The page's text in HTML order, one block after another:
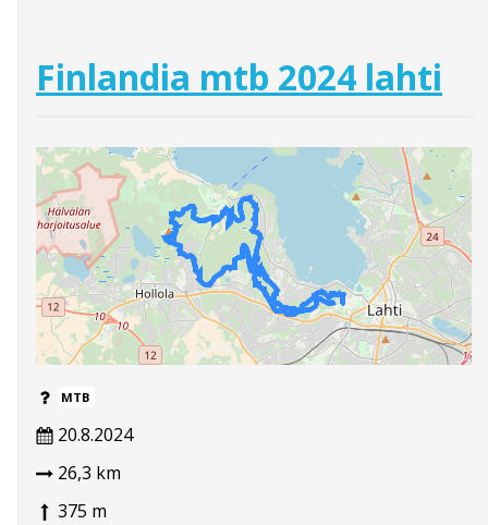
Finlandia mtb 2024 lahti
MTB
20.8.2024
26,3 km
375 m